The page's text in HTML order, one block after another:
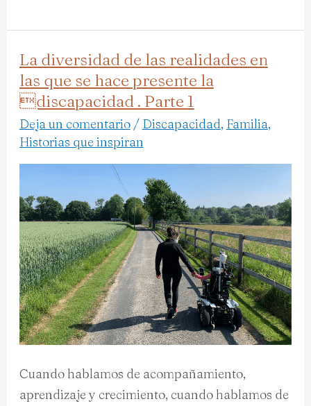
La diversidad de las realidades en
las que se hace presente la
discapacidad . Parte 1
Deja un comentario / Discapacidad, Familia,
Historias que inspiran
Cuando hablamos de acompañamiento,
aprendizaje y crecimiento, cuando hablamos de
La
diversidad
de
las
realidades
en
que
se
hace
presente
la
discapacidad
.
Parte
1